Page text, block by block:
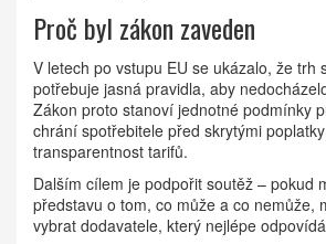
Proč byl zákon zaveden
V letech po vstupu EU se ukázalo, že trh
potřebuje jasná pravidla, aby
Zákon proto stanoví jednotné podmínky
chrání spotřebitele před skrytými
transparentnost tarifů.
Dalším cílem je podpořit soutěž – pokud
představu o tom, co může a co nemůže,
vybrat dodavatele, který nejlépe